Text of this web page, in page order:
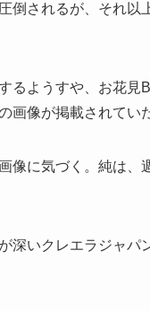
倒されるが、それ以
るようすや、お花見
画像が掲載されてい
像に気づく。純は、
いクレエラジャパ